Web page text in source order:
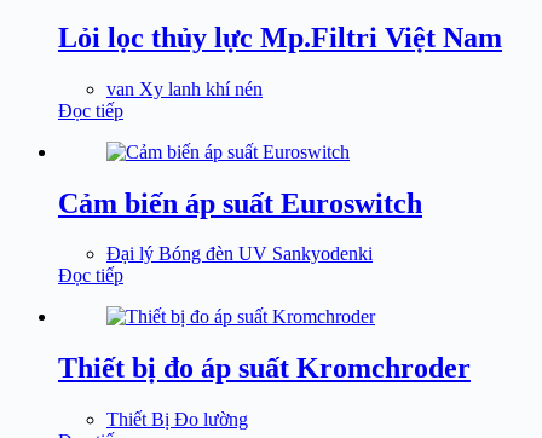
Lỏi lọc thủy lực Mp.Filtri Việt Nam
van Xy lanh khí nén
Đọc tiếp
Cảm biến áp suất Euroswitch
Đại lý Bóng đèn UV Sankyodenki
Đọc tiếp
Thiết bị đo áp suất Kromchroder
Thiết Bị Đo lường